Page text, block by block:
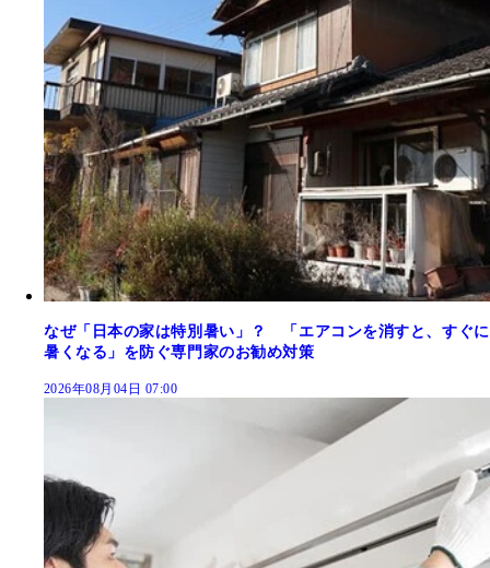
なぜ「日本の家は特別暑い」？ 「エアコンを消すと、すぐに
暑くなる」を防ぐ専門家のお勧め対策
2026年08月04日 07:00